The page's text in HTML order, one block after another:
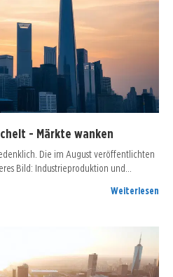
- Märkte wanken
Die im August veröffentlichten
Bild: Industrieproduktion und…
Weiterlesen